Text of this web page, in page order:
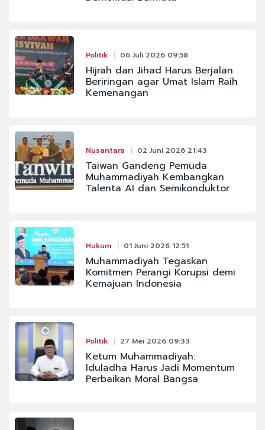
Politik 06 Juli 2026 09:58
Hijrah dan Jihad Harus Berjalan
Beriringan agar Umat Islam Raih
Kemenangan
Nusantara 02 Juni 2026 21:43
Taiwan Gandeng Pemuda
Muhammadiyah Kembangkan
Talenta AI dan Semikonduktor
Hukum 01 Juni 2026 12:51
Muhammadiyah Tegaskan
Komitmen Perangi Korupsi demi
Kemajuan Indonesia
Politik 27 Mei 2026 09:33
Ketum Muhammadiyah:
Iduladha Harus Jadi Momentum
Perbaikan Moral Bangsa